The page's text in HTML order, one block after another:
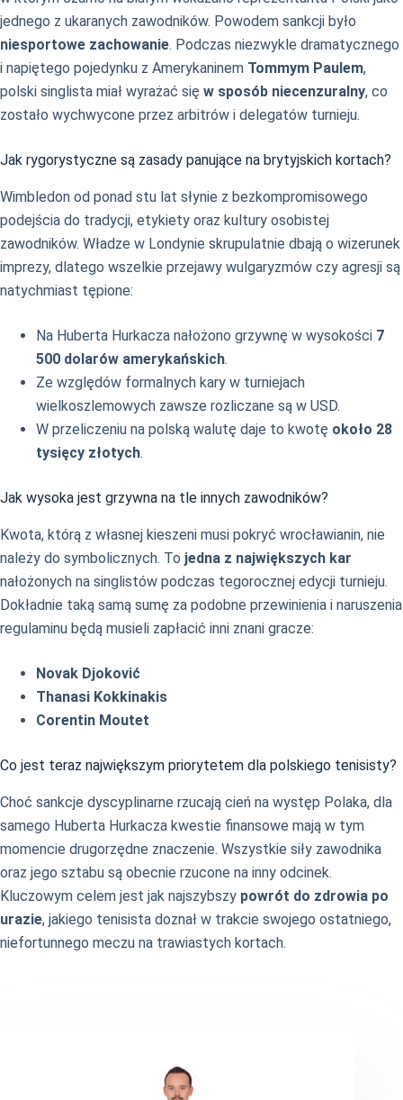
jednego z ukaranych zawodników. Powodem sankcji było
niesportowe zachowanie. Podczas niezwykle dramatycznego
i napiętego pojedynku z Amerykaninem Tommym Paulem,
polski singlista miał wyrażać się w sposób niecenzuralny, co
zostało wychwycone przez arbitrów i delegatów turnieju.
Jak rygorystyczne są zasady panujące na brytyjskich kortach?
Wimbledon od ponad stu lat słynie z bezkompromisowego
podejścia do tradycji, etykiety oraz kultury osobistej
zawodników. Władze w Londynie skrupulatnie dbają o wizerunek
imprezy, dlatego wszelkie przejawy wulgaryzmów czy agresji są
natychmiast tępione:
Na Huberta Hurkacza nałożono grzywnę w wysokości 7
500 dolarów amerykańskich.
Ze względów formalnych kary w turniejach
wielkoszlemowych zawsze rozliczane są w USD.
W przeliczeniu na polską walutę daje to kwotę około 28
tysięcy złotych.
Jak wysoka jest grzywna na tle innych zawodników?
Kwota, którą z własnej kieszeni musi pokryć wrocławianin, nie
należy do symbolicznych. To jedna z największych kar
nałożonych na singlistów podczas tegorocznej edycji turnieju.
Dokładnie taką samą sumę za podobne przewinienia i naruszenia
regulaminu będą musieli zapłacić inni znani gracze:
Novak Djoković
Thanasi Kokkinakis
Corentin Moutet
Co jest teraz największym priorytetem dla polskiego tenisisty?
Choć sankcje dyscyplinarne rzucają cień na występ Polaka, dla
samego Huberta Hurkacza kwestie finansowe mają w tym
momencie drugorzędne znaczenie. Wszystkie siły zawodnika
oraz jego sztabu są obecnie rzucone na inny odcinek.
Kluczowym celem jest jak najszybszy powrót do zdrowia po
urazie, jakiego tenisista doznał w trakcie swojego ostatniego,
niefortunnego meczu na trawiastych kortach.